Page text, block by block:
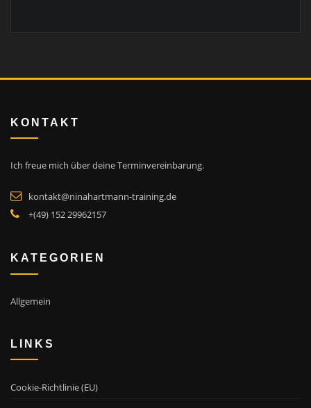
KONTAKT
Ich freue mich über deine Terminvereinbarung.
kontakt@ninahartmann-training.de
+(49) 152 29962157
KATEGORIEN
Allgemein
LINKS
Cookie-Richtlinie (EU)